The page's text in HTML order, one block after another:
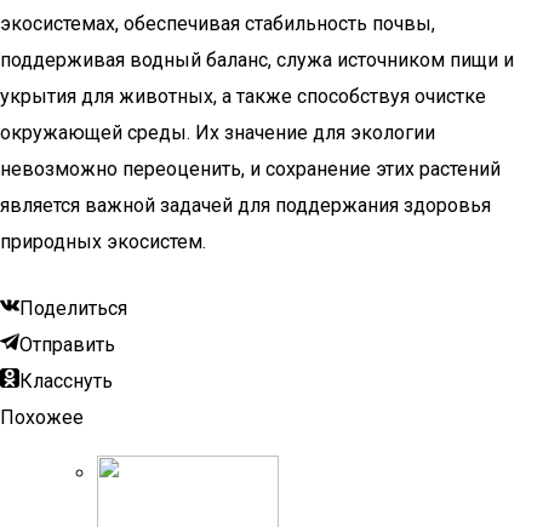
экосистемах, обеспечивая стабильность почвы,
поддерживая водный баланс, служа источником пищи и
укрытия для животных, а также способствуя очистке
окружающей среды. Их значение для экологии
невозможно переоценить, и сохранение этих растений
является важной задачей для поддержания здоровья
природных экосистем.
Поделиться
Отправить
Класснуть
Похожее